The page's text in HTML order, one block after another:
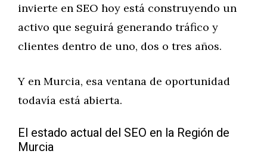
invierte en SEO hoy está construyendo un
activo que seguirá generando tráfico y
clientes dentro de uno, dos o tres años.
Y en Murcia, esa ventana de oportunidad
todavía está abierta.
El estado actual del SEO en la Región de
Murcia